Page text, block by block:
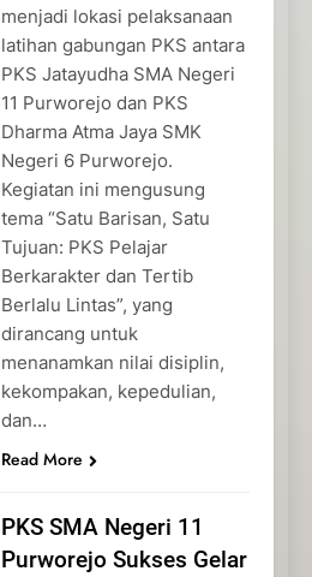
menjadi lokasi pelaksanaan
latihan gabungan PKS antara
PKS Jatayudha SMA Negeri
11 Purworejo dan PKS
Dharma Atma Jaya SMK
Negeri 6 Purworejo.
Kegiatan ini mengusung
tema “Satu Barisan, Satu
Tujuan: PKS Pelajar
Berkarakter dan Tertib
Berlalu Lintas”, yang
dirancang untuk
menanamkan nilai disiplin,
kekompakan, kepedulian,
dan…
Read More
PKS SMA Negeri 11
Purworejo Sukses Gelar